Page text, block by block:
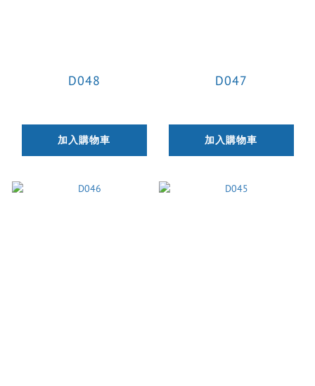
D048
加入購物車
D047
加入購物車